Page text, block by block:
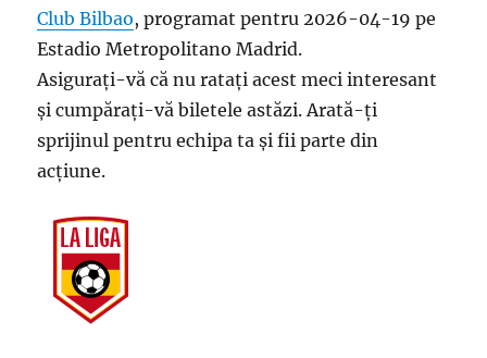
Club Bilbao, programat pentru 2026-04-19 pe
Estadio Metropolitano Madrid.
Asigurați-vă că nu ratați acest meci interesant
și cumpărați-vă biletele astăzi. Arată-ți
sprijinul pentru echipa ta și fii parte din
acțiune.